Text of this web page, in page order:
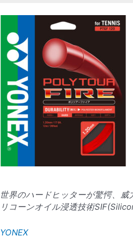
世界のハードヒッターが驚愕、
リコーンオイル浸透技術
YONEX